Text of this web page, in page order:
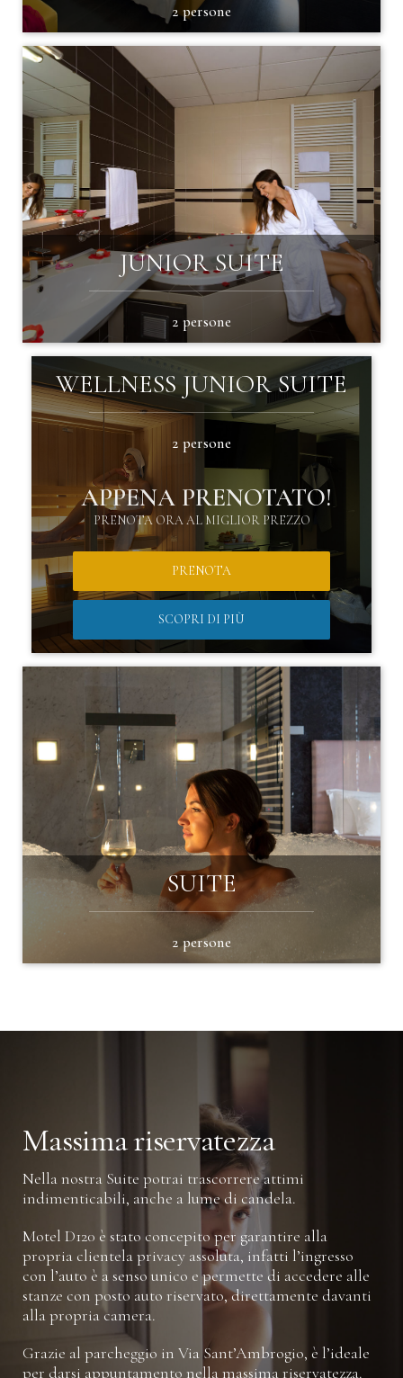
2 persone
SUPER RICHIESTA!
APPROFITTA DEL MIGLIOR PREZZO
SCOPRI DI PIÙ
JUNIOR SUITE
2 persone
MIGLIORE TARIFFA!
NON FARTELA SCAPPARE
PRENOTA
SCOPRI DI PIÙ
WELLNESS JUNIOR SUITE
2 persone
APPENA PRENOTATO!
PRENOTA ORA AL MIGLIOR PREZZO
PRENOTA
SCOPRI DI PIÙ
SUITE
2 persone
SCOPRI DI PIÙ
Massima riservatezza
Nella nostra Suite potrai trascorrere attimi
indimenticabili, anche a lume di candela.
Motel D120 è stato concepito per garantire alla
propria clientela privacy assoluta, infatti l’ingresso
con l’auto è a senso unico e permette di accedere alle
stanze con posto auto riservato, direttamente davanti
alla propria camera.
Grazie al parcheggio in Via Sant’Ambrogio, è l’ideale
per darsi appuntamento nella massima riservatezza.